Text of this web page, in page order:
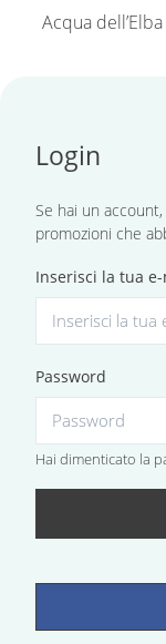
Acqua
Login
Se hai un
promozioni che
Inserisci la tua
Password
Hai dimenticato la